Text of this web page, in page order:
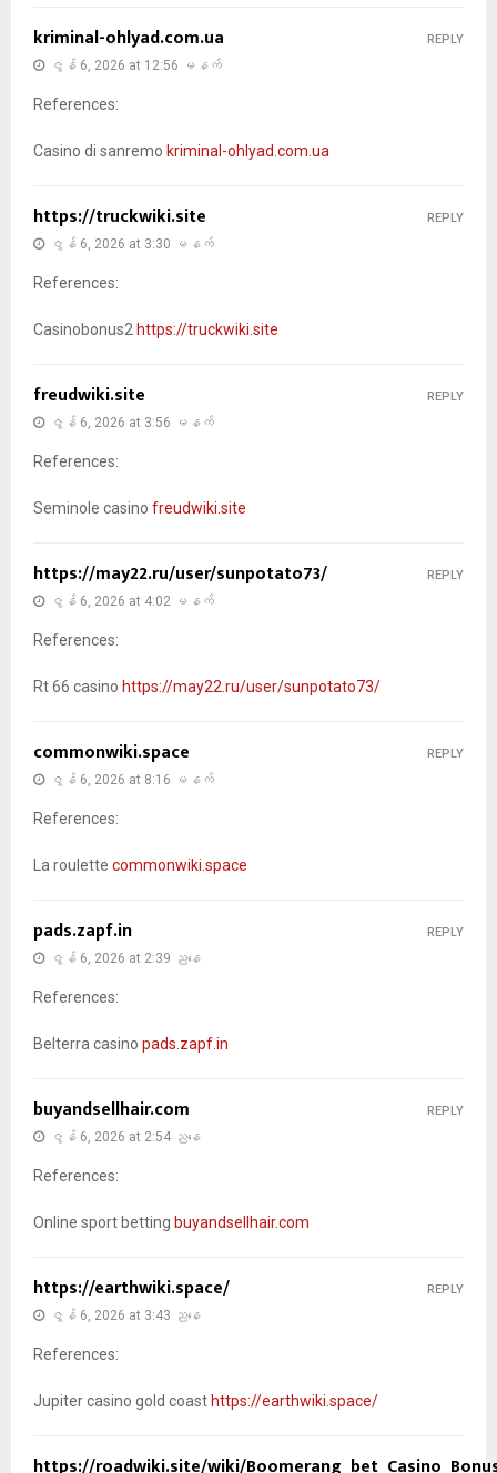
kriminal-ohlyad.com.ua
ဇွန် 6, 2026 at 12:56 မနက်
References:
Casino di sanremo kriminal-ohlyad.com.ua
REPLY
https://truckwiki.site
ဇွန် 6, 2026 at 3:30 မနက်
References:
Casinobonus2 https://truckwiki.site
REPLY
freudwiki.site
ဇွန် 6, 2026 at 3:56 မနက်
References:
Seminole casino freudwiki.site
REPLY
https://may22.ru/user/sunpotato73/
ဇွန် 6, 2026 at 4:02 မနက်
References:
Rt 66 casino https://may22.ru/user/sunpotato73/
REPLY
commonwiki.space
ဇွန် 6, 2026 at 8:16 မနက်
References:
La roulette commonwiki.space
REPLY
pads.zapf.in
ဇွန် 6, 2026 at 2:39 ညနေ
References:
Belterra casino pads.zapf.in
REPLY
buyandsellhair.com
ဇွန် 6, 2026 at 2:54 ညနေ
References:
Online sport betting buyandsellhair.com
REPLY
https://earthwiki.space/
ဇွန် 6, 2026 at 3:43 ညနေ
References:
Jupiter casino gold coast https://earthwiki.space/
REPLY
https://roadwiki.site/wiki/